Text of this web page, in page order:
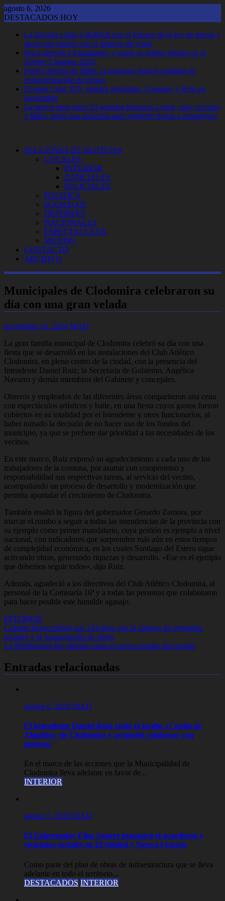
Saltar
al
agosto 6, 2026
DESTACADOS HOY
La Rosada culpa a Bullrich por el fracaso de la ley de tierras y
dicen que mintió con el número de votos
Boca derrotó a Estudiantes y sumó su primer triunfo en el
Torneo Clausura 2026
Fuerte derrota de Milei: el gobierno baja el capítulo de
extranjerización de tierras
El papa León XIV visitará Argentina, Uruguay y Perú en
noviembre
La tienen bien clara: El senador Benegas Lynch, muy cercano
a Milei, armó una sociedad para venderle tierras a extranjeros
SECCIONES DE NOTICIAS
LOCALES
INTERIOR
JUDICIALES
POLICIALES
POLITICA
SOCIEDAD
DEPORTES
NACIONALES
ESPECTACULOS
MUNDO
CONTACTO
ARCHIVO
Municipales de Clodomira celebraron su
día con una gran velada
noviembre 10, 2024 MAD
La gran familia municipal de Clodomira celebró su día con una
fiesta que se desarrolló en las instalaciones del Club Atlético
Clodomira, en pleno centro de la ciudad, con la presencia del
Intendente Daniel Ruiz; la Secretaria de Gobierno, Angélica
Navarro y demás miembros del Gabinete y concejales.
Obreros y empleados de las diferentes áreas compartieron una cena
con espectáculos artísticos y baile, en una fiesta cuyos gastos fueron
cubiertos en su totalidad por el Intendente y otros funcionarios, al
haber tomado la decisión de no hacer uso de los fondos del
municipio, ya que se prefiere dar prioridad a las necesidades de los
vecinos.
En este marco, Ruiz expresó su agradecimiento a cada uno de los
trabajadores de la comuna, por asumir con compromiso y
responsabilidad sus respectivas tareas, al servicio del vecino,
acompañando un proceso de desarrollo y modernización que
permita apuntalar el crecimiento de Clodomira.
También resaltó la figura del gobernador Gerardo Zamora, por
marcar el rumbo a seguir a todas las intendencias de la provincia con
su ejemplo como primer mandatario, cuya gestión es ejemplo a nivel
nacional, con indicadores que sorprenden más aún en estos tiempos
de complejidad económica, en los cuales Santiago del Estero sigue
activando obras, generando riquezas y desarrollo. «Ese es el ejemplo
que debemos seguir todos», dijo Ruiz.
Además, agradeció a los directivos del Club Atlético Clodomira, al
personal de la Comisaría 16ª y a todas las personas que colaboraron
para hacer posible este humilde agasajo.
INTERIOR
Navegación
de
Colonia Dora celebró sus 124 años con la entrega de viviendas
sociales y la inauguración de obras
La Bombonera fue elegida como el mejor estadio del mundo
Entradas relacionadas
agosto 6, 2026 MAD
El Intendente Daniel Ruiz visitó el jardín «Copito de
Algodón» de Clodomira y prometió colaborar con
mejoras
En el marco de las acciones que la Municipalidad de
Clodomira lleva adelante en favor de...
INTERIOR
agosto 5, 2026 MAD
El Gobernador Elías Suárez inauguró el acueducto y
viviendas sociales en El Simbol y Nueva Francia
Como parte del plan de obras de infraestructura que se lleva
adelante en todo el territorio...
DESTACADOS INTERIOR